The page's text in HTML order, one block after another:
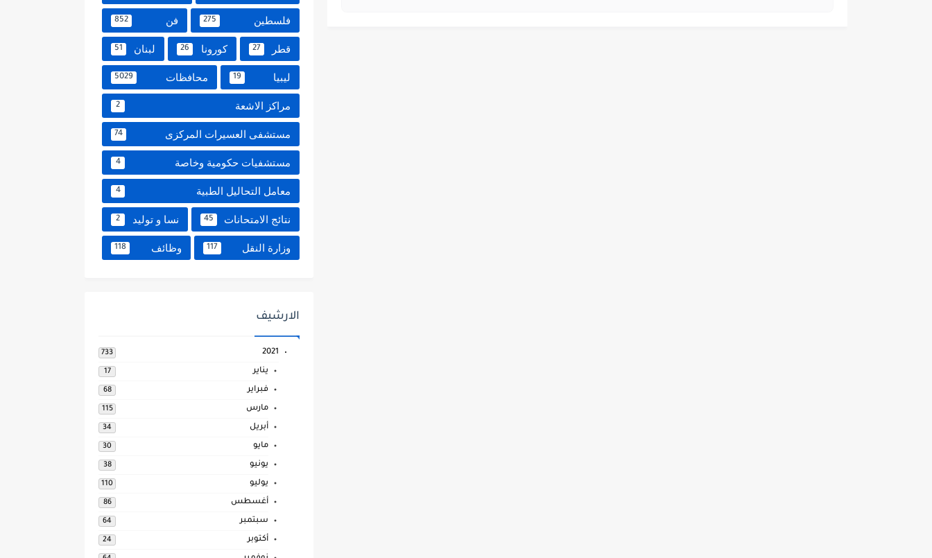
فلسطين 275 فن 852
قطر 27 كورونا 26 لبنان 51
ليبيا 19 محافظات 5029
مراكز الاشعة 2
مستشفى العسيرات المركزى 74
مستشفيات حكومية وخاصة 4
معامل التحاليل الطبية 4
نتائج الامتحانات 45 نسا و توليد 2
وزارة النقل 117 وظائف 118
الارشيف
2021
733
يناير 17
فبراير 68
مارس 115
أبريل 34
مايو 30
يونيو 38
يوليو 110
أغسطس 86
سبتمبر 64
أكتوبر 24